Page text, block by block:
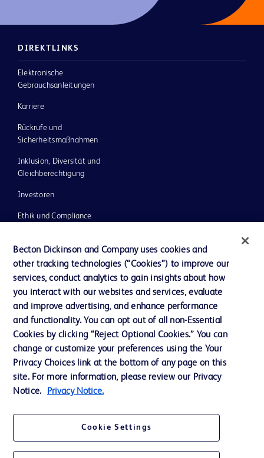
DIREKTLINKS
Elektronische
Gebrauchsanleitungen
Karriere
Rückrufe und
Sicherheitsmaßnahmen
Inklusion, Diversität und
Gleichberechtigung
Investoren
Ethik und Compliance
Neuigkeiten, Medien und Blogs
Support
Unser Unternehmen
AGB
Kontaktieren Sie uns
Cookie-Einstellungen
Nutzungsbedingungen
Becton Dickinson and Company uses cookies and
other tracking technologies (“Cookies”) to improve our
services, conduct analytics to gain insights about how
you interact with our websites and services, evaluate
and improve advertising, and enhance performance
and functionality. You can opt out of all non-Essential
Cookies by clicking “Reject Optional Cookies.” You can
change or customize your preferences using the Your
Privacy Choices link at the bottom of any page on this
site. For more information, please review our Privacy
Notice.
Privacy Notice.
Cookie Settings